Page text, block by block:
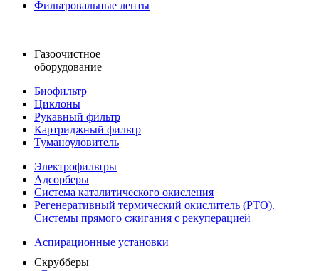
Фильтровальные ленты
Газоочистное
оборудование
Биофильтр
Циклоны
Рукавный фильтр
Картриджный фильтр
Туманоуловитель
Электрофильтры
Адсорберы
Система каталитического окисления
Регенеративный термический окислитель (РТО).
Системы прямого сжигания с рекуперацией
Аспирационные установки
Скрубберы